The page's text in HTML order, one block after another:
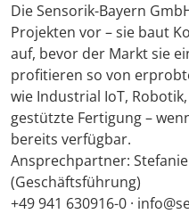
Die Sensorik-Bayern
Projekten vor – sie baut
auf, bevor der Markt sie
profitieren so von
wie Industrial IoT,
gestützte Fertigung –
bereits verfügbar.
Ansprechpartner:
(Geschäftsführung)
+49 941 630916-0 ·